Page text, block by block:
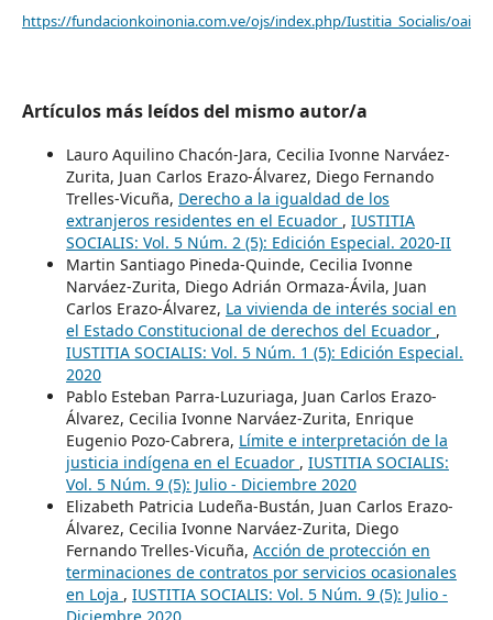
https://fundacionkoinonia.com.ve/ojs/index.php/Iustitia_Socialis/oai
Artículos más leídos del mismo autor/a
Lauro Aquilino Chacón-Jara, Cecilia Ivonne Narváez-
Zurita, Juan Carlos Erazo-Álvarez, Diego Fernando
Trelles-Vicuña, Derecho a la igualdad de los
extranjeros residentes en el Ecuador , IUSTITIA
SOCIALIS: Vol. 5 Núm. 2 (5): Edición Especial. 2020-II
Martin Santiago Pineda-Quinde, Cecilia Ivonne
Narváez-Zurita, Diego Adrián Ormaza-Ávila, Juan
Carlos Erazo-Álvarez, La vivienda de interés social en
el Estado Constitucional de derechos del Ecuador ,
IUSTITIA SOCIALIS: Vol. 5 Núm. 1 (5): Edición Especial.
2020
Pablo Esteban Parra-Luzuriaga, Juan Carlos Erazo-
Álvarez, Cecilia Ivonne Narváez-Zurita, Enrique
Eugenio Pozo-Cabrera, Límite e interpretación de la
justicia indígena en el Ecuador , IUSTITIA SOCIALIS:
Vol. 5 Núm. 9 (5): Julio - Diciembre 2020
Elizabeth Patricia Ludeña-Bustán, Juan Carlos Erazo-
Álvarez, Cecilia Ivonne Narváez-Zurita, Diego
Fernando Trelles-Vicuña, Acción de protección en
terminaciones de contratos por servicios ocasionales
en Loja , IUSTITIA SOCIALIS: Vol. 5 Núm. 9 (5): Julio -